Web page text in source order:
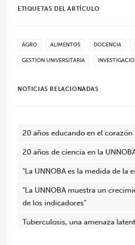
ETIQUETAS DEL ARTÍCULO
AGRO ALIMENTOS DOCENCIA
GESTIÓN UNIVERSITARIA
NOTICIAS RELACIONADAS
20 años educando en el
20 años de ciencia en la
"La UNNOBA es la medida de la
"La UNNOBA muestra un
de los indicadores"
Tuberculosis, una amenaza